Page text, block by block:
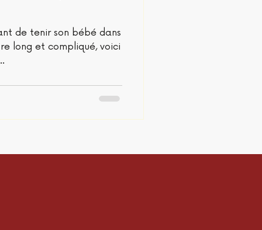
de tenir son bébé dans
long et compliqué, voici